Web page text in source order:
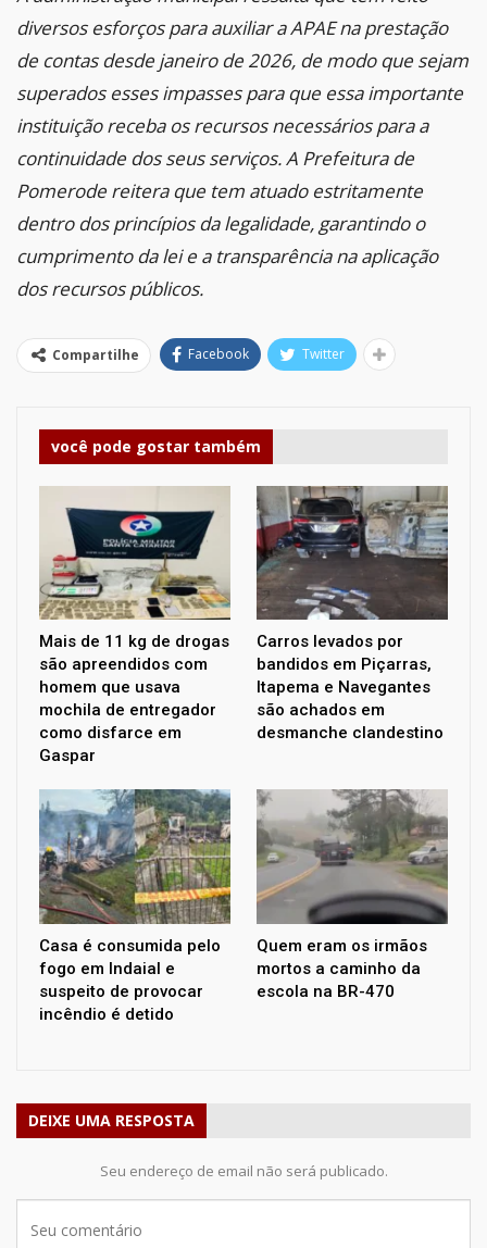
diversos esforços para auxiliar a APAE na prestação
de contas desde janeiro de 2026, de modo que sejam
superados esses impasses para que essa importante
instituição receba os recursos necessários para a
continuidade dos seus serviços. A Prefeitura de
Pomerode reitera que tem atuado estritamente
dentro dos princípios da legalidade, garantindo o
cumprimento da lei e a transparência na aplicação
dos recursos públicos.
Compartilhe Facebook Twitter
você pode gostar também
Mais de 11 kg de drogas
são apreendidos com
homem que usava
mochila de entregador
como disfarce em
Gaspar
Carros levados por
bandidos em Piçarras,
Itapema e Navegantes
são achados em
desmanche clandestino
Casa é consumida pelo
fogo em Indaial e
suspeito de provocar
incêndio é detido
Quem eram os irmãos
mortos a caminho da
escola na BR-470
DEIXE UMA RESPOSTA
Seu endereço de email não será publicado.